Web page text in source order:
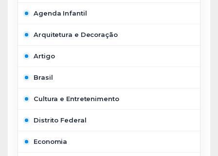
Agenda Infantil
Arquitetura e Decoração
Artigo
Brasil
Cultura e Entretenimento
Distrito Federal
Economia